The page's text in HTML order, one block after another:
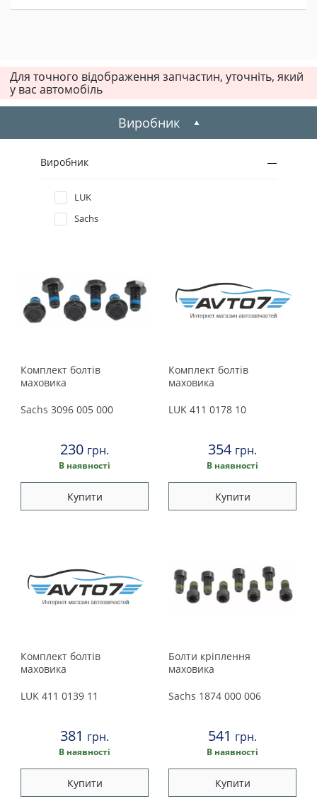
Ford
Hummer
Hyundai
Iveco
Jeep
Kia
Lancia
Land Rover
Lexus
Mazda
Mini
Mitsubishi
Nissan
Opel
Для точного відображення запчастин, уточніть, який
у вас автомобіль
Виробник
Виробник
LUK
Sachs
Комплект болтів
маховика
Sachs 3096 005 000
230 грн.
В наявності
Купити
Комплект болтів
маховика
LUK 411 0178 10
354 грн.
В наявності
Купити
Комплект болтів
маховика
LUK 411 0139 11
381 грн.
В наявності
Купити
Болти кріплення
маховика
Sachs 1874 000 006
541 грн.
В наявності
Купити